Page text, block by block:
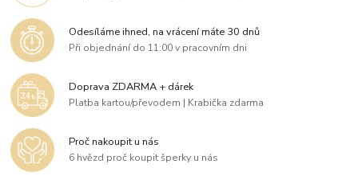
Odesíláme ihned, na vrácení máte 30 dnů
Při objednání do 11:00 v pracovním dni
Doprava ZDARMA + dárek
Platba kartou/převodem | Krabička zdarma
Proč nakoupit u nás
6 hvězd proč koupit šperky u nás